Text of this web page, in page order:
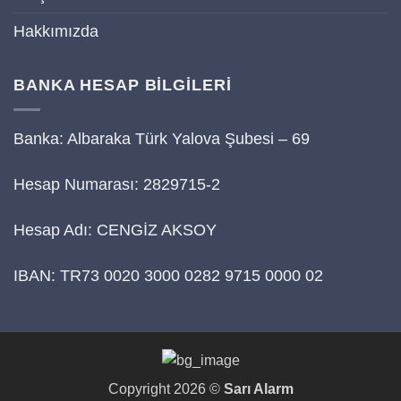
Hakkımızda
BANKA HESAP BİLGİLERİ
Banka: Albaraka Türk Yalova Şubesi – 69
Hesap Numarası: 2829715-2
Hesap Adı: CENGİZ AKSOY
IBAN: TR73 0020 3000 0282 9715 0000 02
Copyright 2026 © Sarı Alarm